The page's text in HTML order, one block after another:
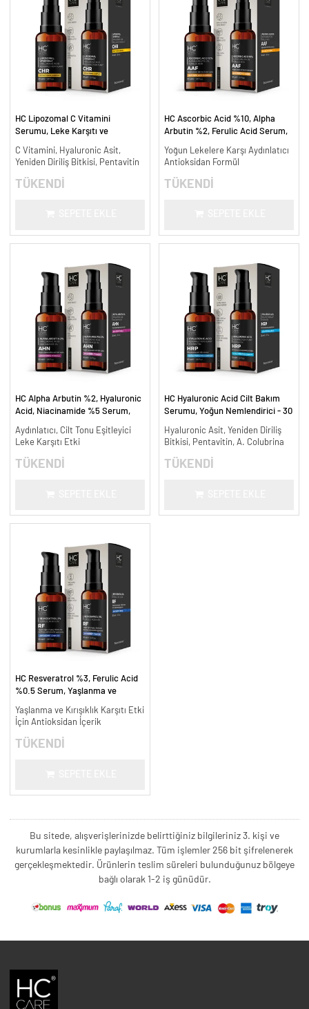
HC Lipozomal C Vitamini
Serumu, Leke Karşıtı ve
C Vitamini, Hyaluronic Asit,
Yeniden Diriliş Bitkisi, Pentavitin
TÜKENDİ
HC Ascorbic Acid %10, Alpha
Arbutin %2, Ferulic Acid Serum,
ml.
Yoğun Lekelere Karşı Aydınlatıcı
Antioksidan Formül
TÜKENDİ
HC Alpha Arbutin %2, Hyaluronic
Acid, Niacinamide %5 Serum,
ml.
Aydınlatıcı, Cilt Tonu Eşitleyici
Leke Karşıtı Etki
TÜKENDİ
HC Hyaluronic Acid Cilt Bakım
Serumu, Yoğun Nemlendirici - 30
Hyaluronic Asit, Yeniden Diriliş
Bitkisi, Pentavitin, A. Colubrina
TÜKENDİ
HC Resveratrol %3, Ferulic Acid
%0.5 Serum, Yaşlanma ve
Yaşlanma ve Kırışıklık Karşıtı Etki
İçin Antioksidan İçerik
TÜKENDİ
Bu sitede, alışverişlerinizde belirttiğiniz bilgileriniz 3. kişi ve
kurumlarla kesinlikle paylaşılmaz. Tüm işlemler 256 bit şifrelenerek
gerçekleşmektedir. Ürünlerin teslim süreleri bulunduğunuz bölgeye
bağlı olarak 1-2 iş günüdür.